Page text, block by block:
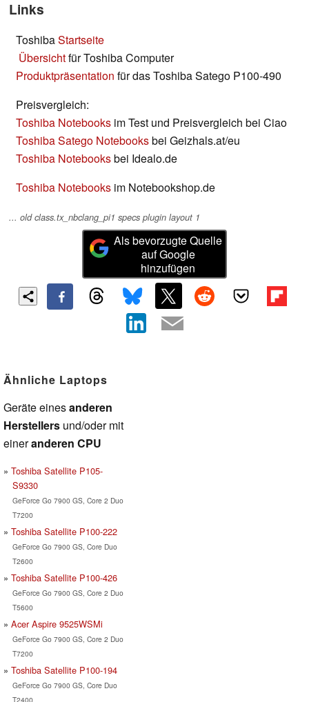
Links
ToshibaStartseite
Übersichtfür Toshiba Computer
Produktpräsentation für das Toshiba Satego P100-490
Preisvergleich:
Toshiba Notebooks im Test und Preisvergleich bei Ciao
Toshiba Satego Notebooksbei Geizhals.at/eu
Toshiba Notebooksbei Idealo.de
Toshiba Notebooks im Notebookshop.de
... old class.tx_nbclang_pi1 specs plugin layout 1
Als bevorzugte Quelle
auf Google
hinzufügen
Ähnliche Laptops
Geräte einesanderen
Herstellers und/oder mit
eineranderen CPU
Toshiba Satellite P105-
S9330
GeForce Go 7900 GS, Core 2 Duo
T7200
Toshiba Satellite P100-222
GeForce Go 7900 GS, Core Duo
T2600
Toshiba Satellite P100-426
GeForce Go 7900 GS, Core 2 Duo
T5600
Acer Aspire 9525WSMi
GeForce Go 7900 GS, Core 2 Duo
T7200
Toshiba Satellite P100-194
GeForce Go 7900 GS, Core Duo
T2400